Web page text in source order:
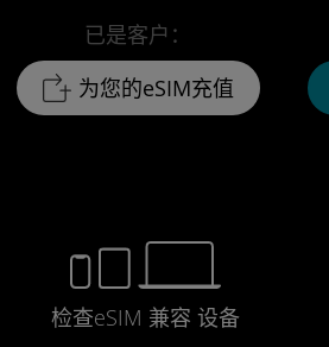
已是客户：
为您的eSIM充值
检查eSIM 兼容 设备